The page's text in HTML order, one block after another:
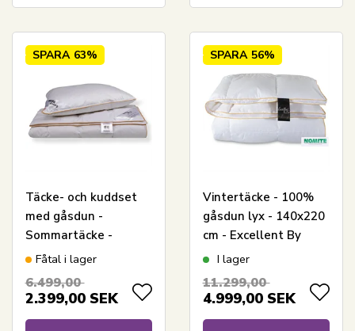
SPARA 63%
Täcke- och kuddset
med gåsdun -
Sommartäcke -
140x220 cm + 60x63
Fåtal i lager
6.499,00
2.399,00 SEK
SPARA 56%
Vintertäcke - 100%
gåsdun lyx - 140x220
cm - Excellent By
Borg gåsdunstäcke -
I lager
11.299,00
4.999,00 SEK